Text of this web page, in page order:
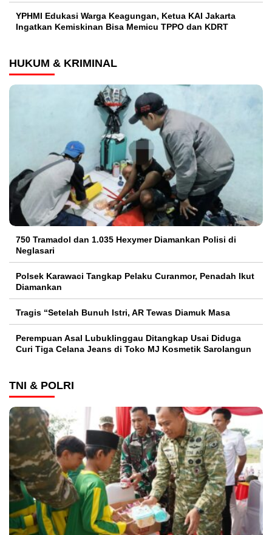
YPHMI Edukasi Warga Keagungan, Ketua KAI Jakarta
Ingatkan Kemiskinan Bisa Memicu TPPO dan KDRT
HUKUM & KRIMINAL
750 Tramadol dan 1.035 Hexymer Diamankan Polisi di
Neglasari
Polsek Karawaci Tangkap Pelaku Curanmor, Penadah Ikut
Diamankan
Tragis “Setelah Bunuh Istri, AR Tewas Diamuk Masa
Perempuan Asal Lubuklinggau Ditangkap Usai Diduga
Curi Tiga Celana Jeans di Toko MJ Kosmetik Sarolangun
TNI & POLRI